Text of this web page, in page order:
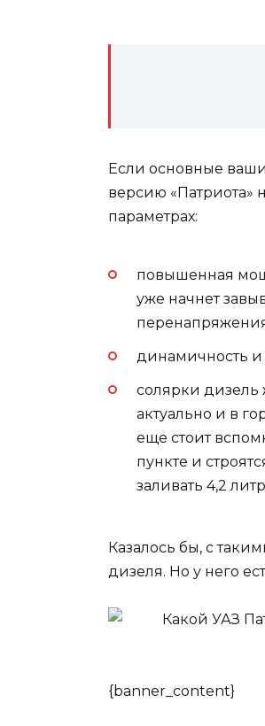
Если основные
версию «Патриота»
параметрах:
повышенная
уже начнет
динамичность и
солярки дизель
актуально и в
еще стоит
пункте и
заливать 4,2
Казалось бы, с
дизеля. Но у него
{banner_content}